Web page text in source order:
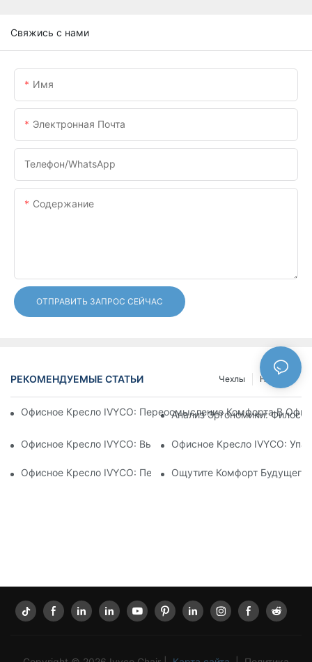
Свяжись с нами
Имя
Электронная Почта
Телефон/WhatsApp
Содержание
ОТПРАВИТЬ ЗАПРОС СЕЙЧАС
РЕКОМЕНДУЕМЫЕ СТАТЬИ Новости
Чехлы
Офисное Кресло IVYCO: Переосмысление Комфорта В
Анализ Эргономики:
Офисное Кресло IVYCO: Высочайший Комфорт Благодаря
Офисное Кресло IVYCO:
Офисное Кресло IVYCO: Переосмысление Комфорта На
Ощутите Комфорт